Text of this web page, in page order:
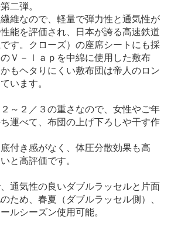
二弾。
維なので、軽量で弾力性と通気性が
能を評価され、日本が誇る高速鉄道
です。クローズ）の座席シートにも採
Ｖ－ｌａｐを中綿に使用した敷布
もヘタりにくい敷布団は帝人のロン
います。
～２／３の重さなので、女性やご年
運べて、布団の上げ下ろしや干す作
付き感がなく、体圧分散効果も高
と高評価です。
通気性の良いダブルラッセルと片面
ため、春夏（ダブルラッセル側）、
ルシーズン使用可能。